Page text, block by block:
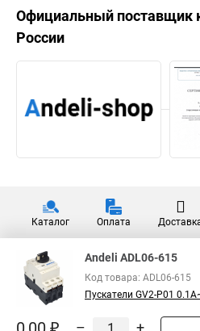
Официальный поставщик
России
Каталог Оплата
Andeli ADL06-615
Код товара: ADL06-615
Пускатели GV2-P01
– +